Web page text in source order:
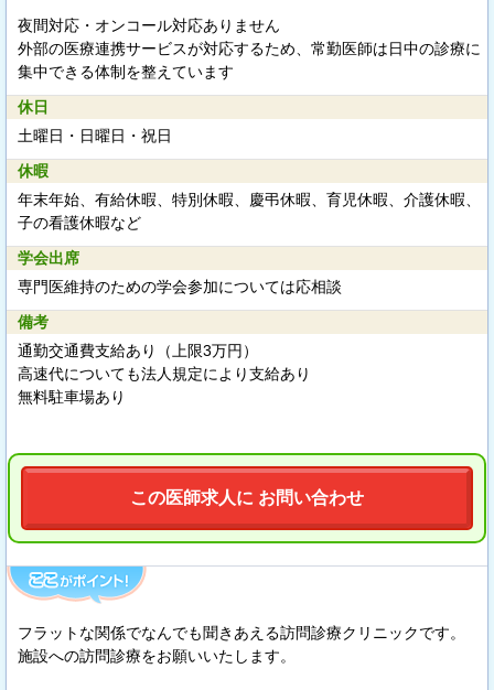
夜間対応・オンコール対応ありません
外部の医療連携サービスが対応するため、常勤医師は日中の診療に
集中できる体制を整えています
休日
土曜日・日曜日・祝日
休暇
年末年始、有給休暇、特別休暇、慶弔休暇、育児休暇、介護休暇、
子の看護休暇など
学会出席
専門医維持のための学会参加については応相談
備考
通勤交通費支給あり（上限3万円）
高速代についても法人規定により支給あり
無料駐車場あり
この医師求人に お問い合わせ
フラットな関係でなんでも聞きあえる訪問診療クリニックです。
施設への訪問診療をお願いいたします。